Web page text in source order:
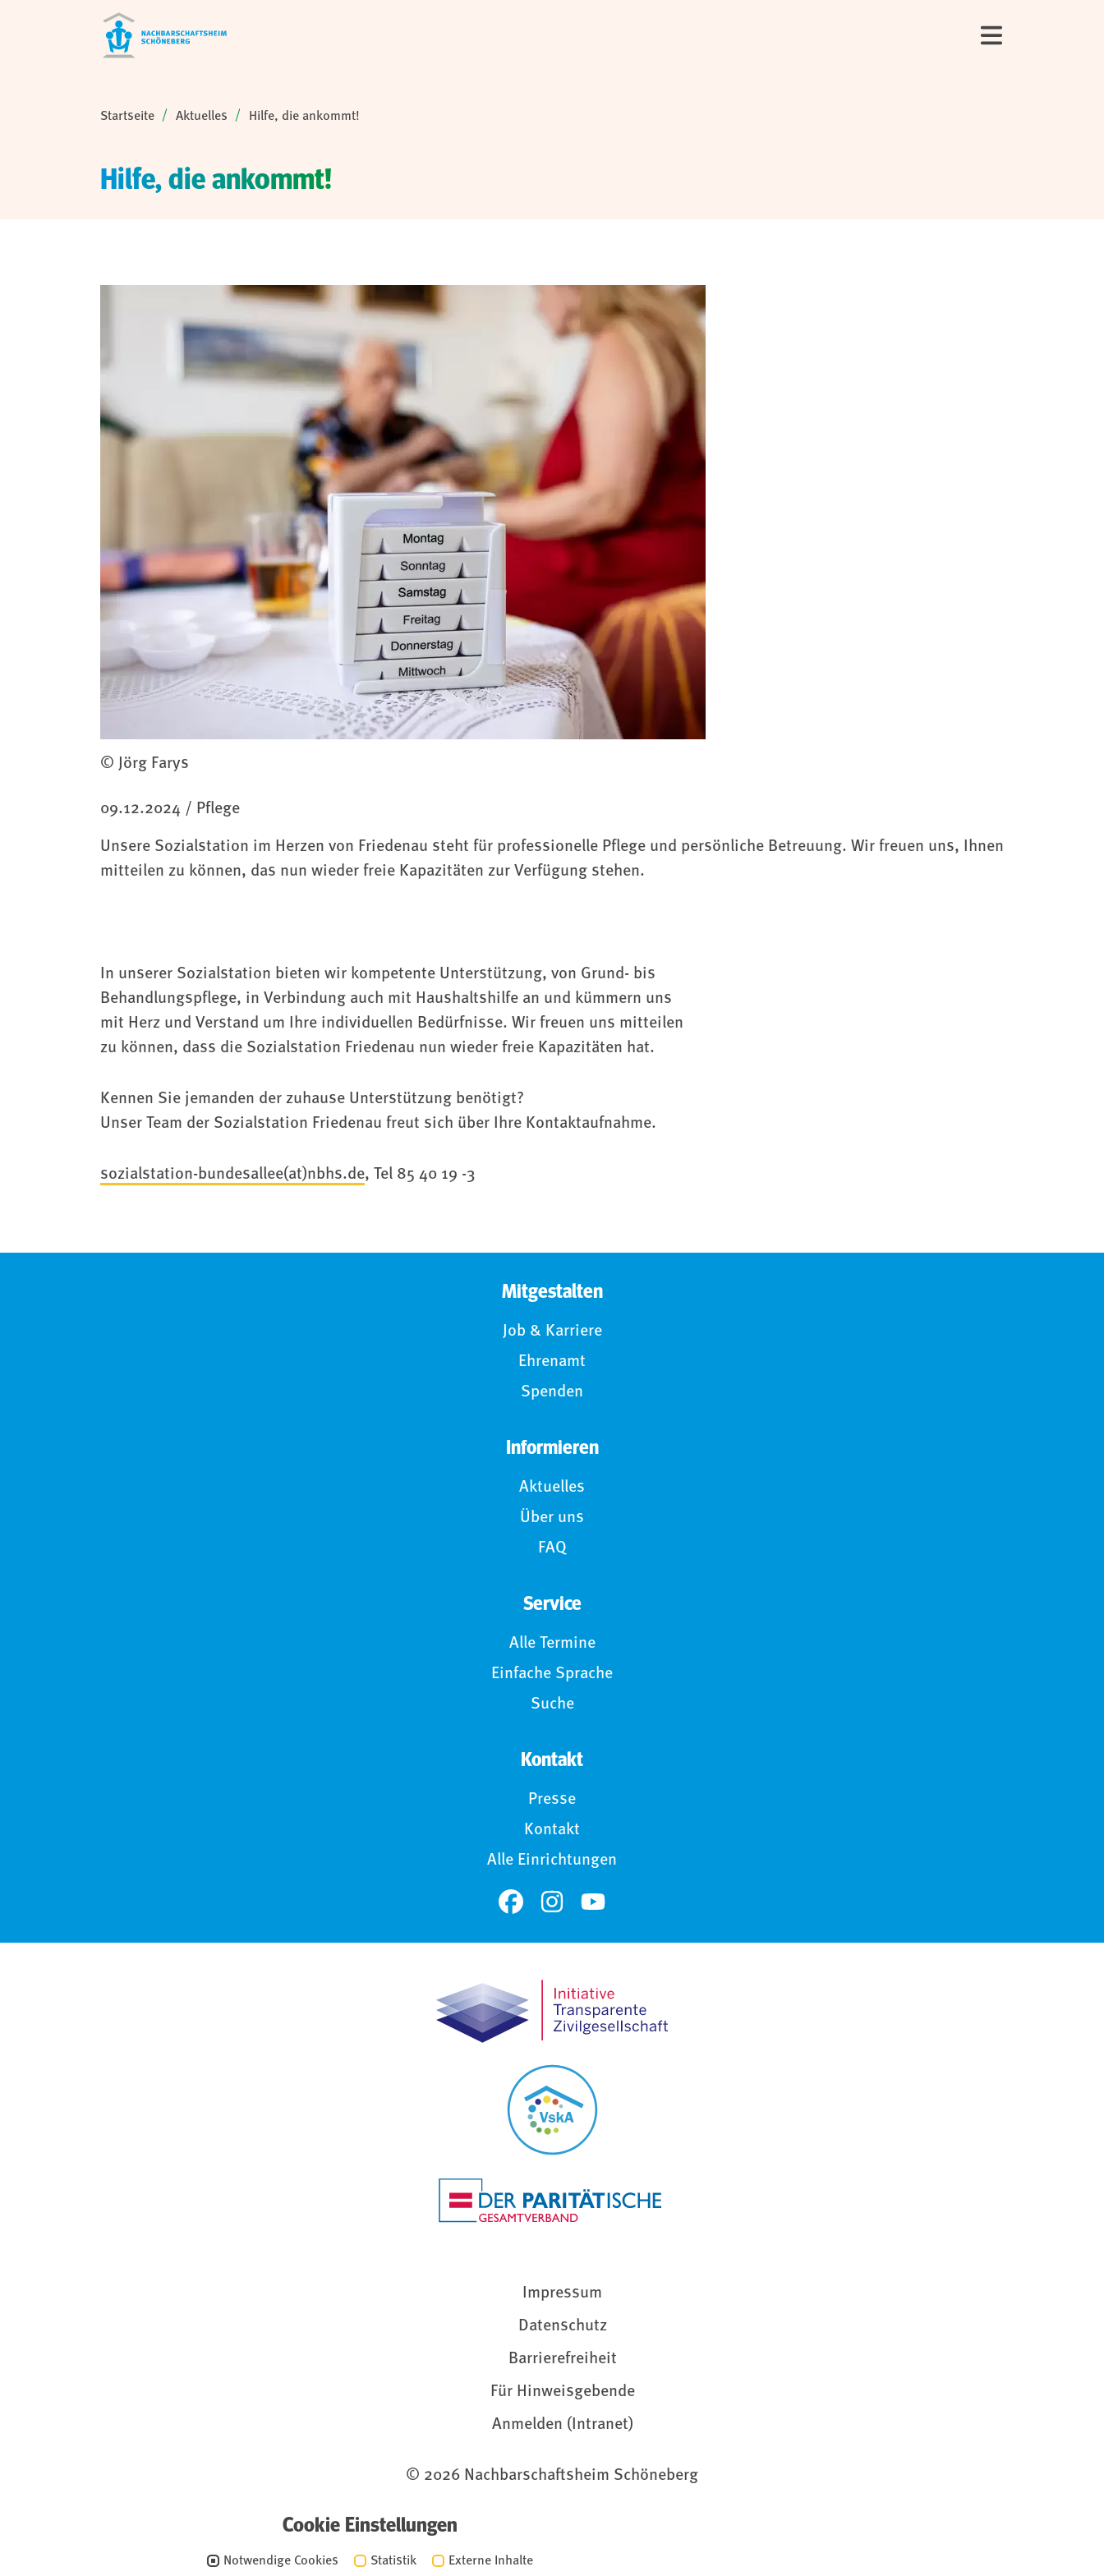
Sie sind hier:
Startseite Aktuelles Hilfe, die ankommt!
Hilfe, die ankommt!
© Jörg Farys
09.12.2024 / Kategorie
Pflege
Unsere Sozialstation im Herzen von Friedenau steht für professionelle Pflege und persönliche Betreuung. Wir freuen uns, Ihnen
mitteilen zu können, das nun wieder freie Kapazitäten zur Verfügung stehen.
In unserer Sozialstation bieten wir kompetente Unterstützung, von Grund- bis
Behandlungspflege, in Verbindung auch mit Haushaltshilfe an und kümmern uns
mit Herz und Verstand um Ihre individuellen Bedürfnisse. Wir freuen uns mitteilen
zu können, dass die Sozialstation Friedenau nun wieder freie Kapazitäten hat.
Kennen Sie jemanden der zuhause Unterstützung benötigt?
Unser Team der Sozialstation Friedenau freut sich über Ihre Kontaktaufnahme.
sozialstation-bundesallee(at)nbhs.de, Tel 85 40 19 -3
Mitgestalten
Job & Karriere
Ehrenamt
Spenden
Informieren
Aktuelles
Über uns
FAQ
Service
Alle Termine
Einfache Sprache
Suche
Kontakt
Presse
Kontakt
Alle Einrichtungen
Impressum
Datenschutz
Barrierefreiheit
Für Hinweisgebende
Anmelden (Intranet)
© 2026 Nachbarschaftsheim Schöneberg
Cookie Einstellungen
Notwendige Cookies Statistik Externe Inhalte